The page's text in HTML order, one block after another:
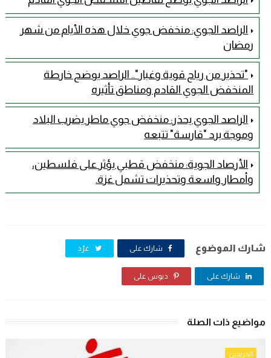
الراصد الجوي: منخفض جوي خلال هذه الأيام من شهر
رمضان
"تحذير من رياح قوية وغبار".. الراصد يوضح خارطة
المنخفض الجوي القادم ومناطق تأثيره
الراصد الجوي يحذر: منخفض جوي ماطر يضرب البلاد
وموجة برد "قارسة" تتبعه
الأرصاد الجوية: منخفض قطبي يؤثر على فلسطين،
وأمطار واسعة وتحذيرات تشمل غزة.
شارك الموضوع شارك على غرّد
شارك على دبوس على
مواضيع ذات الصلة
الخريجين